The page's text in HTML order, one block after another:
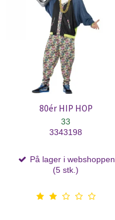
80ér HIP HOP
33
3343198
På lager i webshoppen
(5 stk.)